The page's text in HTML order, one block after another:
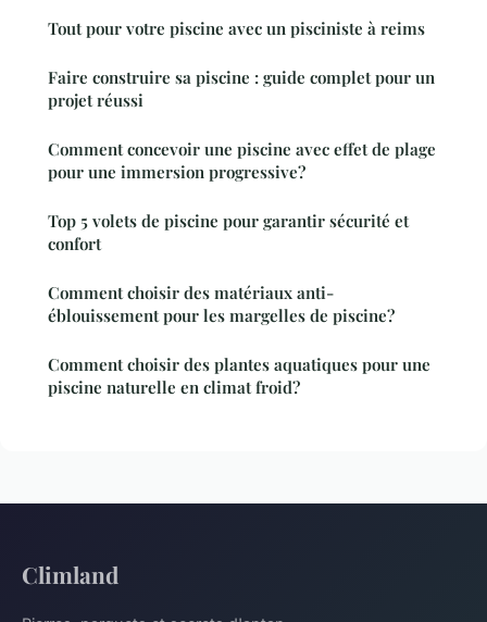
Tout pour votre piscine avec un pisciniste à reims
Faire construire sa piscine : guide complet pour un
projet réussi
Comment concevoir une piscine avec effet de plage
pour une immersion progressive?
Top 5 volets de piscine pour garantir sécurité et
confort
Comment choisir des matériaux anti-
éblouissement pour les margelles de piscine?
Comment choisir des plantes aquatiques pour une
piscine naturelle en climat froid?
Climland